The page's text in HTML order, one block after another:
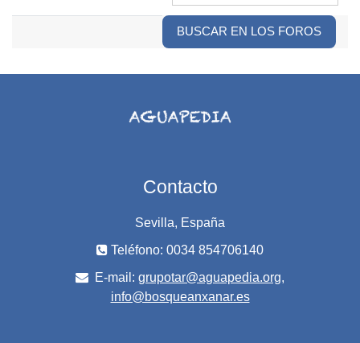
BUSCAR EN LOS FOROS
Contacto
Sevilla, España
Teléfono: 0034 854706140
E-mail: grupotar@aguapedia.org,
info@bosqueanxanar.es